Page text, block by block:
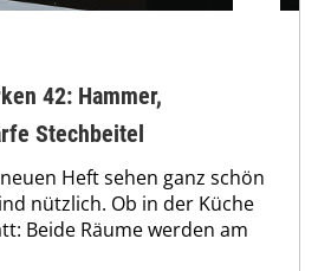
42: Hammer,
Stechbeitel
Heft sehen ganz schön
nützlich. Ob in der Küche
Beide Räume werden am